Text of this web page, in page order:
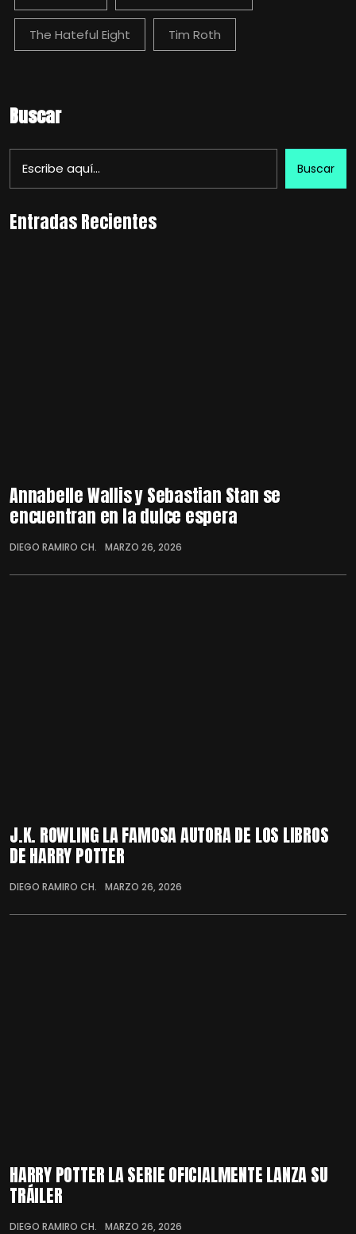
The Hateful Eight Tim Roth
Buscar
Buscar
Entradas Recientes
Annabelle Wallis y Sebastian Stan se
encuentran en la dulce espera
DIEGO RAMIRO CH. MARZO 26, 2026
J.K. ROWLING LA FAMOSA AUTORA DE LOS LIBROS
DE HARRY POTTER
DIEGO RAMIRO CH. MARZO 26, 2026
HARRY POTTER LA SERIE OFICIALMENTE LANZA SU
TRÁILER
DIEGO RAMIRO CH. MARZO 26, 2026